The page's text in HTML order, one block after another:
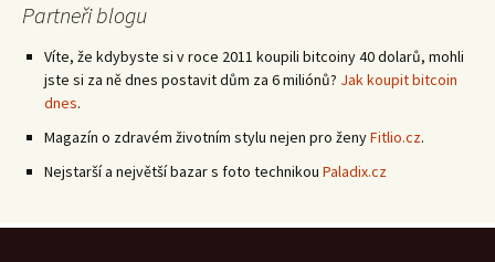
Partneři blogu
Víte, že kdybyste si v roce 2011 koupili bitcoiny 40 dolarů, mohli
jste si za ně dnes postavit dům za 6 miliónů? Jak koupit bitcoin
dnes.
Magazín o zdravém životním stylu nejen pro ženyFitlio.cz.
Nejstarší a největší bazar s foto technikou Paladix.cz